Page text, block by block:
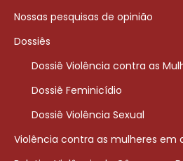
Nossas pesquisas de opinião
Dossiês
Dossiê Violência contra as
Dossiê Feminicídio
Dossiê Violência Sexual
Violência contra as mulheres em